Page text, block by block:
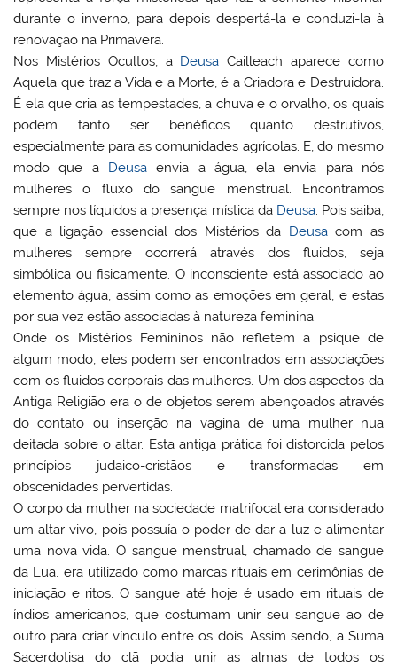
durante o inverno, para depois despertá-la e conduzi-la à
renovação na Primavera.
Nos Mistérios Ocultos, a Deusa Cailleach aparece como
Aquela que traz a Vida e a Morte, é a Criadora e Destruidora.
É ela que cria as tempestades, a chuva e o orvalho, os quais
podem tanto ser benéficos quanto destrutivos,
especialmente para as comunidades agrícolas. E, do mesmo
modo que a Deusaenvia a água, ela envia para nós
mulheres o fluxo do sangue menstrual. Encontramos
sempre nos líquidos a presença mística da Deusa. Pois saiba,
que a ligação essencial dos Mistérios da Deusacom as
mulheres sempre ocorrerá através dos fluidos, seja
simbólica ou fisicamente. O inconsciente está associado ao
elemento água, assim como as emoções em geral, e estas
por sua vez estão associadas à natureza feminina.
Onde os Mistérios Femininos não refletem a psique de
algum modo, eles podem ser encontrados em associações
com os fluidos corporais das mulheres. Um dos aspectos da
Antiga Religião era o de objetos serem abençoados através
do contato ou inserção na vagina de uma mulher nua
deitada sobre o altar. Esta antiga prática foi distorcida pelos
princípios judaico-cristãos e transformadas em
obscenidades pervertidas.
O corpo da mulher na sociedade matrifocal era considerado
um altar vivo, pois possuía o poder de dar a luz e alimentar
uma nova vida. O sangue menstrual, chamado de sangue
da Lua, era utilizado como marcas rituais em cerimônias de
iniciação e ritos. O sangue até hoje é usado em rituais de
índios americanos, que costumam unir seu sangue ao de
outro para criar vínculo entre os dois. Assim sendo, a Suma
Sacerdotisa do clã podia unir as almas de todos os